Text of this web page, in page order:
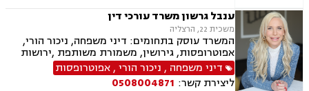
מעמד אישי, תיאום הורי, ניכור הורי, זמני שהות
ענבל גרשון משרד עורכי דין
משכית 22, הרצליה
המשרד עוסק בתחומים: דיני משפחה, ניכור הורי,
אפוטרופסות, גירושין, משמורת משותפת ,ירושות
וצוואות, לשון הרע, ייפוי כוח מתמשך
דיני משפחה , ניכור הורי,אפוטרופסות
ליצירת קשר: 0508004871